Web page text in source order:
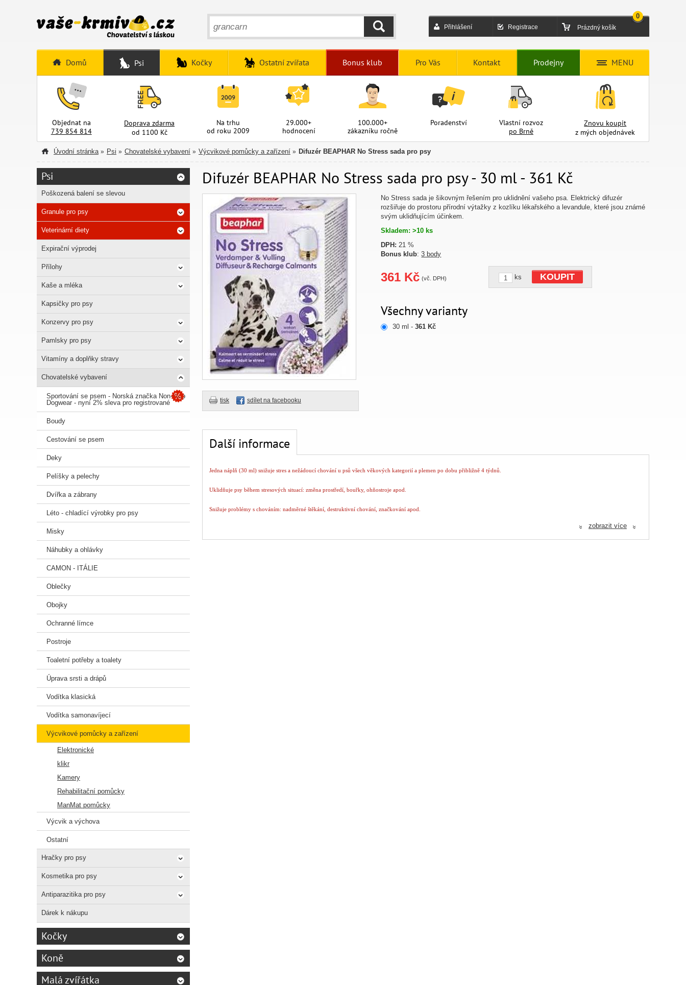
Přihlášení Registrace Prázdný košík
0
HLEDAT
Domů Psi Kočky Ostatní zvířata Bonus klub Pro Vás Kontakt Prodejny MENU
Objednat na
739 854 814
Doprava zdarma
od 1100 Kč
Na trhu
od roku 2009
29.000+
hodnocení
100.000+
zákazníku ročně
Poradenství
Vlastní rozvoz
po Brně
Znovu koupit
z mých objednávek
Úvodní stránka » Psi » Chovatelské vybavení » Výcvikové pomůcky a zařízení » Difuzér BEAPHAR No Stress sada pro psy
Difuzér BEAPHAR No Stress sada pro psy - 30 ml - 361 Kč
tisk sdílet na facebooku
No Stress sada je šikovným řešením pro uklidnění vašeho psa. Elektrický difuzér
rozšiřuje do prostoru přírodní výtažky z kozlíku lékařského a levandule, které jsou známé
svým uklidňujícím účinkem.
Skladem: >10 ks
DPH: 21 %
Bonus klub:3 body
361 Kč (vč. DPH) ks KOUPIT
Všechny varianty
30 ml -361 Kč
Další informace
Jedna náplň (30 ml) snižuje stres a nežádoucí chování u psů všech věkových kategorií a plemen po dobu přibližně 4 týdnů.
Uklidňuje psy během stresových situací: změna prostředí, bouřky, ohňostroje apod.
Snižuje problémy s chováním: nadměrné štěkání, destruktivní chování, značkování apod.
« zobrazit více «
Psi
Poškozená balení se slevou
Granule pro psy
Veterinární diety
Expirační výprodej
Přílohy
Kaše a mléka
Kapsičky pro psy
Konzervy pro psy
Pamlsky pro psy
Vitamíny a doplňky stravy
Chovatelské vybavení
Sportování se psem - Norská značka Non-stop
Dogwear - nyní 2% sleva pro registrované
Boudy
Cestování se psem
Deky
Pelíšky a pelechy
Dvířka a zábrany
Léto - chladící výrobky pro psy
Misky
Náhubky a ohlávky
CAMON - ITÁLIE
Oblečky
Obojky
Ochranné límce
Postroje
Toaletní potřeby a toalety
Úprava srsti a drápů
Vodítka klasická
Vodítka samonavíjecí
Výcvikové pomůcky a zařízení
Elektronické
klikr
Kamery
Rehabilitační pomůcky
ManMat pomůcky
Výcvik a výchova
Ostatní
Hračky pro psy
Kosmetika pro psy
Antiparazitika pro psy
Dárek k nákupu
Kočky
Koně
Malá zvířátka